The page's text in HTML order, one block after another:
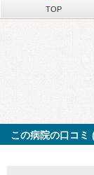
TOP
この病院の口コミ